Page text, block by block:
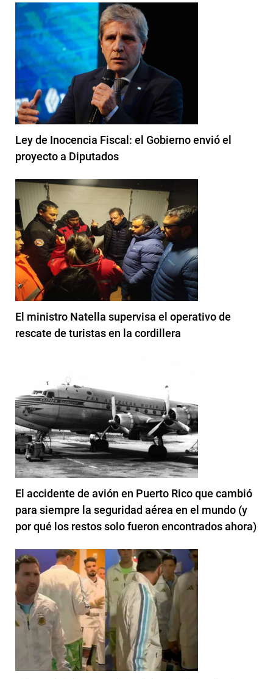
Ley de Inocencia Fiscal: el Gobierno envió el
proyecto a Diputados
El ministro Natella supervisa el operativo de
rescate de turistas en la cordillera
El accidente de avión en Puerto Rico que cambió
para siempre la seguridad aérea en el mundo (y
por qué los restos solo fueron encontrados ahora)